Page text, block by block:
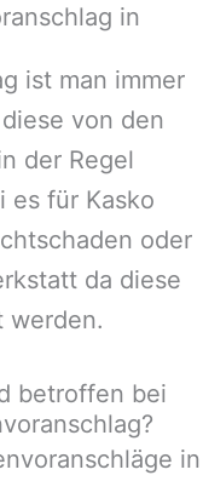
in
ist man immer
von den
der Regel
es für Kasko
oder
da diese
werden.
betroffen bei
in